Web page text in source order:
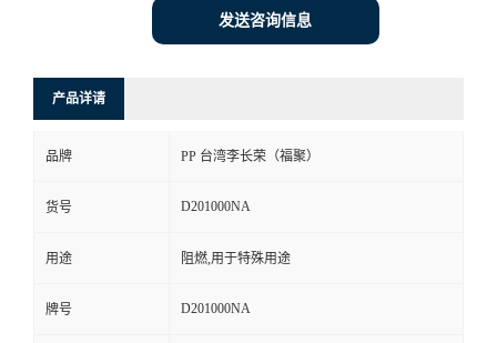
发送咨询信息
产品详请
品牌 PP 台湾李长荣（福聚）
货号 D201000NA
用途 阻燃,用于特殊用途
牌号 D201000NA